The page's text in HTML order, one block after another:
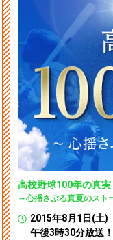
高校野球100年の真実
～心揺さぶる真夏のスト
2015年8月1日(土)
午後3時30分放送！